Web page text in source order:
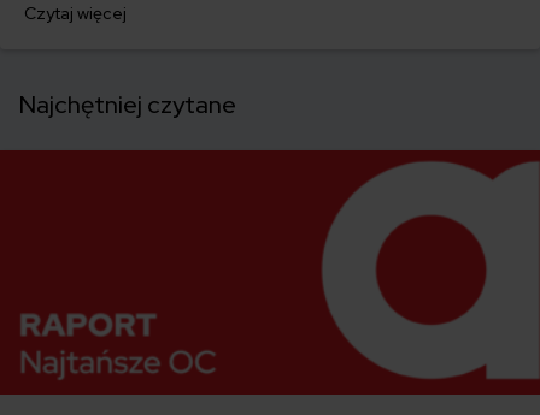
kraju. Jednym z rozwiązań, które pojawia się w tym kontekście, jest
Czytaj więcej
Najchętniej czytane